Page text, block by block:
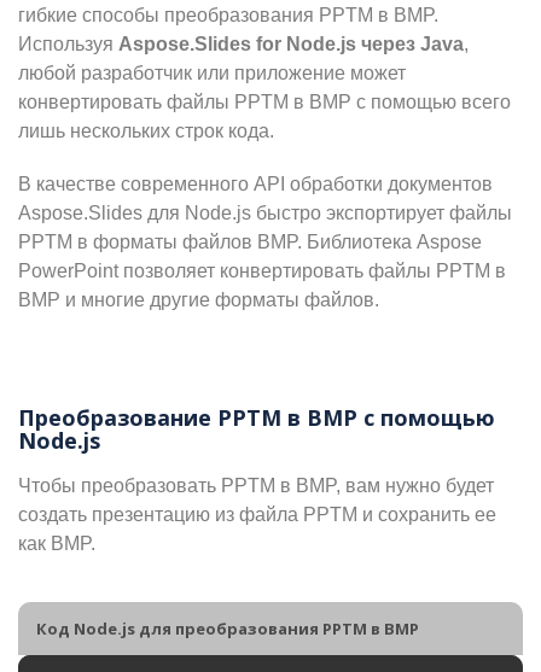
гибкие способы преобразования PPTM в BMP.
Используя Aspose.Slides for Node.js через Java,
любой разработчик или приложение может
конвертировать файлы PPTM в BMP с помощью всего
лишь нескольких строк кода.
В качестве современного API обработки документов
Aspose.Slides для Node.js быстро экспортирует файлы
PPTM в форматы файлов BMP. Библиотека Aspose
PowerPoint позволяет конвертировать файлы PPTM в
BMP и многие другие форматы файлов.
Преобразование PPTM в BMP с помощью
Node.js
Чтобы преобразовать PPTM в BMP, вам нужно будет
создать презентацию из файла PPTM и сохранить ее
как BMP.
Код Node.js для преобразования PPTM в BMP